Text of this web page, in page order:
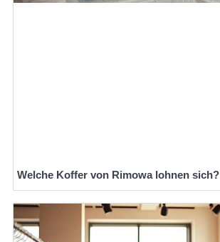
Welche Koffer von Rimowa lohnen sich?